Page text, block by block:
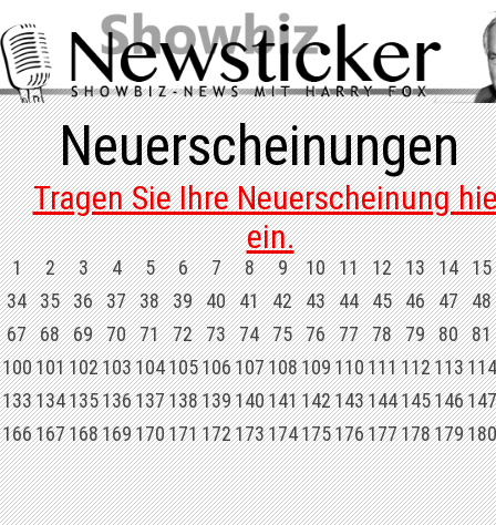
Neuerscheinungen
Tragen Sie Ihre Neuerscheinung
ein.
1 2 3 4 5 6 7 8 9 10 11 12 13 14 15
34 35 36 37 38 39 40 41 42 43 44 45 46 47 48
67 68 69 70 71 72 73 74 75 76 77 78 79 80 81
100101102103104105106107108109110111112113114
133134135136137138139140141142143144145146147
166167168169170171172173174175176177178179180